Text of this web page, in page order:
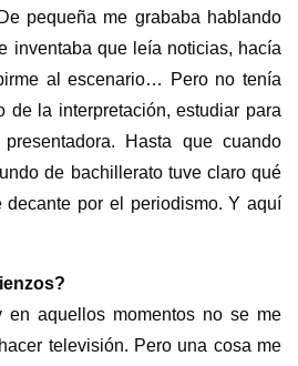
pequeña me grababa hablando
inventaba que leía noticias, hacía
al escenario… Pero no tenía
de la interpretación, estudiar para
Hasta que cuando
de bachillerato tuve claro qué
decante por el periodismo. Y aquí
en aquellos momentos no se me
televisión. Pero una cosa me